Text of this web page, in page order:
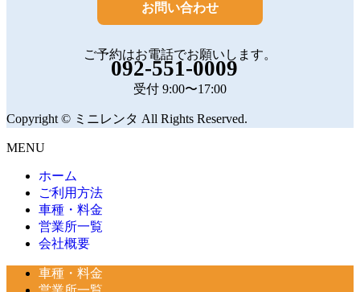
お問い合わせ
ご予約はお電話でお願いします。
092-551-0009
受付 9:00〜17:00
Copyright © ミニレンタ All Rights Reserved.
MENU
ホーム
ご利用方法
車種・料金
営業所一覧
会社概要
車種・料金